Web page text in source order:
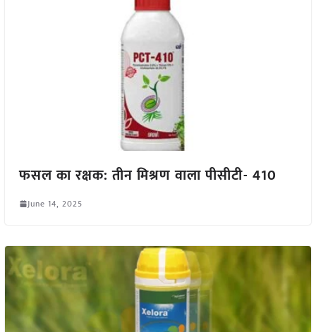
फसल का रक्षक: तीन मिश्रण वाला पीसीटी- 410
June 14, 2025